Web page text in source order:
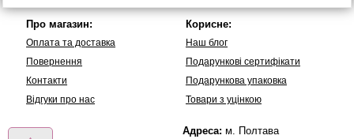
Про магазин:
Оплата та доставка
Повернення
Контакти
Вiдгуки про нас
Корисне:
Наш блог
Подарункові сертифікати
Подарункова упаковка
Товари з уцінкою
Адреса: м. Полтава